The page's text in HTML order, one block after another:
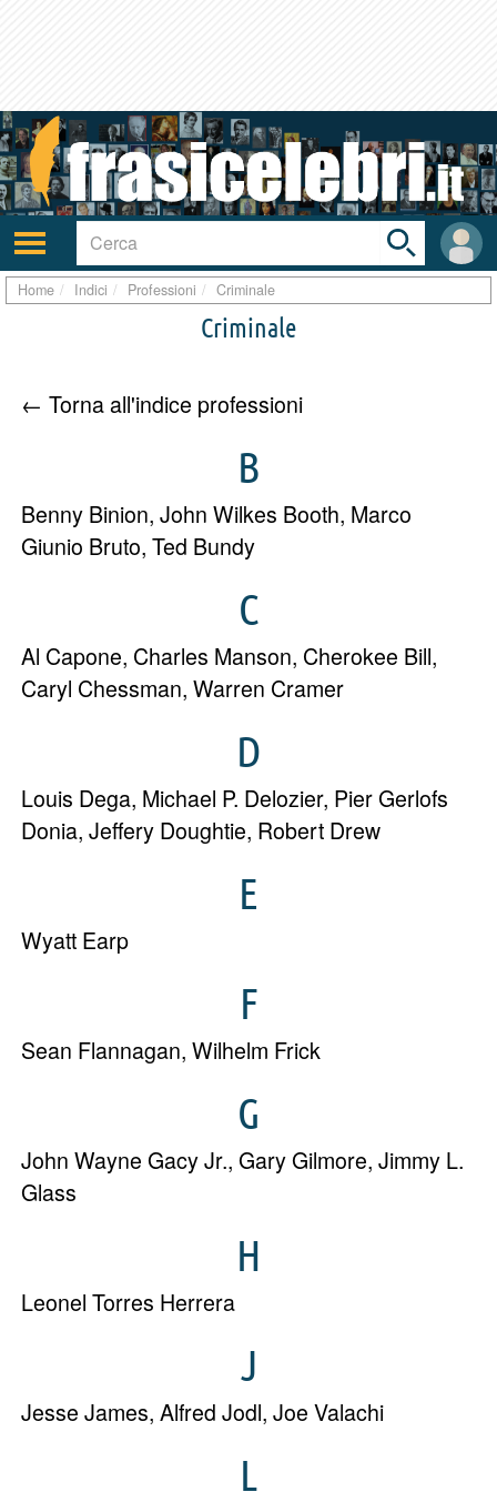
Attiva/disattiva
navigazione
User
area
Toggle
search
bar
Home Indici Professioni Criminale
Criminale
← Torna all'indice professioni
B
Benny Binion, John Wilkes Booth, Marco
Giunio Bruto, Ted Bundy
C
Al Capone, Charles Manson, Cherokee Bill,
Caryl Chessman, Warren Cramer
D
Louis Dega, Michael P. Delozier, Pier Gerlofs
Donia, Jeffery Doughtie, Robert Drew
E
Wyatt Earp
F
Sean Flannagan, Wilhelm Frick
G
John Wayne Gacy Jr., Gary Gilmore, Jimmy L.
Glass
H
Leonel Torres Herrera
J
Jesse James, Alfred Jodl, Joe Valachi
L